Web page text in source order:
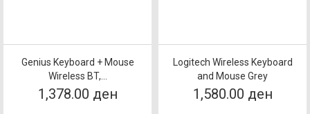
Genius Keyboard + Mouse
Wireless BT,...
1,378.00 ден
Logitech Wireless Keyboard
and Mouse Grey
1,580.00 ден